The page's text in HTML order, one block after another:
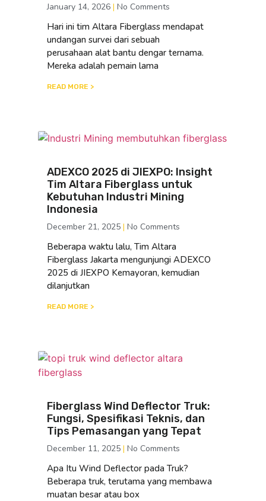
January 14, 2026 No Comments
Hari ini tim Altara Fiberglass mendapat
undangan survei dari sebuah
perusahaan alat bantu dengar ternama.
Mereka adalah pemain lama
READ MORE >
ADEXCO 2025 di JIEXPO: Insight
Tim Altara Fiberglass untuk
Kebutuhan Industri Mining
Indonesia
December 21, 2025 No Comments
Beberapa waktu lalu, Tim Altara
Fiberglass Jakarta mengunjungi ADEXCO
2025 di JIEXPO Kemayoran, kemudian
dilanjutkan
READ MORE >
Fiberglass Wind Deflector Truk:
Fungsi, Spesifikasi Teknis, dan
Tips Pemasangan yang Tepat
December 11, 2025 No Comments
Apa Itu Wind Deflector pada Truk?
Beberapa truk, terutama yang membawa
muatan besar atau box